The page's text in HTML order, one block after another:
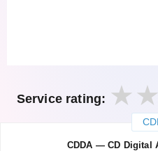
Service rating:
CDDA — CD Digital